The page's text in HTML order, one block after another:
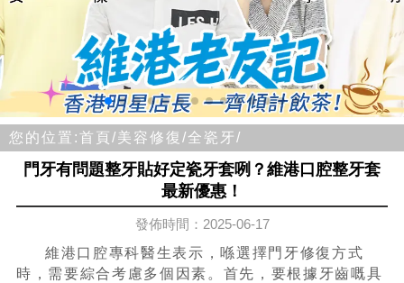
您的位置:首頁/美容修復/全瓷牙/
門牙有問題整牙貼好定瓷牙套咧？維港口腔整牙套
最新優惠！
發佈時間：2025-06-17
維港口腔專科醫生表示，喺選擇門牙修復方式
時，需要綜合考慮多個因素。首先，要根據牙齒嘅具